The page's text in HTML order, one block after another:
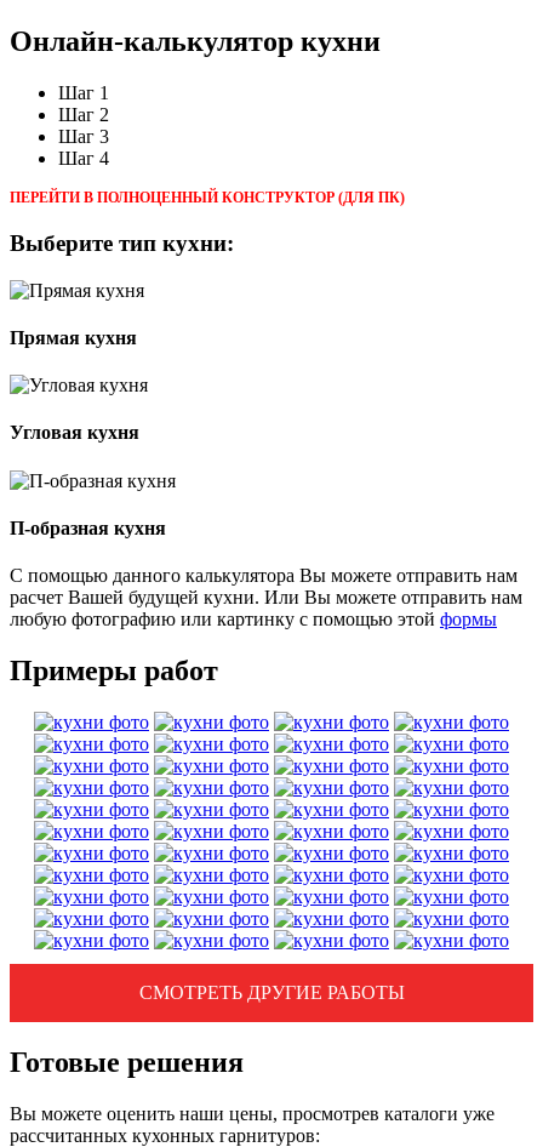
Онлайн-калькулятор кухни
Шаг 1
Шаг 2
Шаг 3
Шаг 4
ПЕРЕЙТИ В ПОЛНОЦЕННЫЙ КОНСТРУКТОР (ДЛЯ ПК)
Выберите тип кухни:
Прямая кухня
Угловая кухня
П-образная кухня
С помощью данного калькулятора Вы можете отправить нам
расчет Вашей будущей кухни. Или Вы можете отправить нам
любую фотографию или картинку с помощью этой формы
Примеры работ
СМОТРЕТЬ ДРУГИЕ РАБОТЫ
Готовые решения
Вы можете оценить наши цены, просмотрев каталоги уже
рассчитанных кухонных гарнитуров: